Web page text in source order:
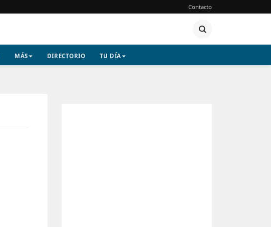
Contacto
MÁS DIRECTORIO TU DÍA